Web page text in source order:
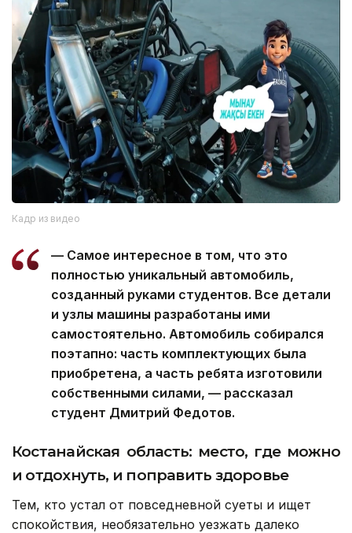
Кадр из видео
— Самое интересное в том, что это
полностью уникальный автомобиль,
созданный руками студентов. Все детали
и узлы машины разработаны ими
самостоятельно. Автомобиль собирался
поэтапно: часть комплектующих была
приобретена, а часть ребята изготовили
собственными силами, — рассказал
студент Дмитрий Федотов.
Костанайская область: место, где можно
и отдохнуть, и поправить здоровье
Тем, кто устал от повседневной суеты и ищет
спокойствия, необязательно уезжать далеко